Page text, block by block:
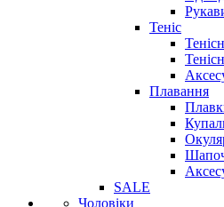
Теніс
Плавання
SALE
Чоловіки